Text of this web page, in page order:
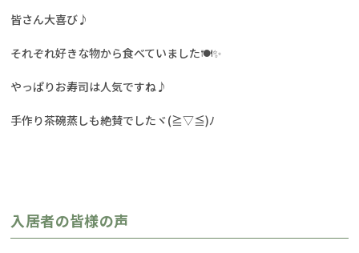
皆さん大喜び♪
それぞれ好きな物から食べていました🍽✨
やっぱりお寿司は人気ですね♪
手作り茶碗蒸しも絶賛でしたヾ(≧▽≦)ﾉ
入居者の皆様の声